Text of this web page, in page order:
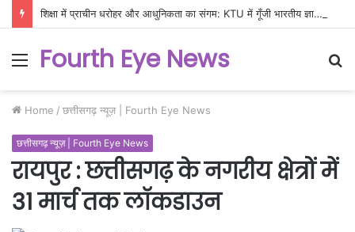
शिक्षा में प्राचीन धरोहर और आधुनिकता का संगम: KTU में गूँजी भारतीय ज्ञान परंपरा की गूँज
Menu
Fourth Eye News
Home / छत्तीसगढ़ न्यूज़ | Fourth Eye News
छत्तीसगढ़ न्यूज़ | Fourth Eye News
रायपुर : छत्तीसगढ़ के नगरीय क्षेत्रों में
31 मार्च तक लाॅकडाउन